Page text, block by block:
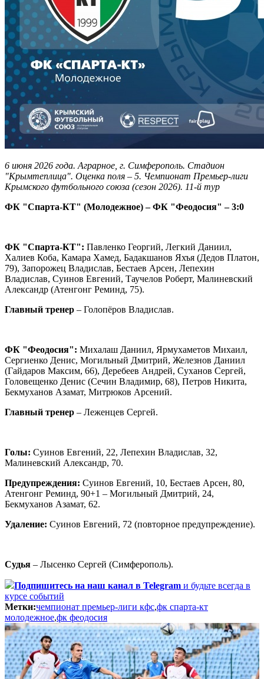
6 июня 2026 года. Аграрное, г. Симферополь. Стадион
"Крымтеплица". Оценка поля – 5. Чемпионат Премьер-лиги
Крымского футбольного союза (сезон 2026). 11-й тур
ФК "Спарта-КТ" (Молодежное) – ФК "Феодосия" – 3:0
ФК "Спарта-КТ": Павленко Георгий, Легкий Даниил,
Халиев Коба, Камара Хамед, Бадакшанов Яхъя (Дедов Платон,
79), Запорожец Владислав, Бестаев Арсен, Лепехин
Владислав, Суинов Евгений, Таучелов Роберт, Малиневский
Александр (Атенгонг Реминд, 75).
Главный тренер – Голопёров Владислав.
ФК "Феодосия": Михалаш Даниил, Ярмухаметов Михаил,
Сергиенко Денис, Могильный Дмитрий, Железнов Даниил
(Гайдаров Максим, 66), Деребеев Андрей, Суханов Сергей,
Головещенко Денис (Сечин Владимир, 68), Петров Никита,
Бекмуханов Азамат, Митрюков Арсений.
Главный тренер – Леженцев Сергей.
Голы: Суинов Евгений, 22, Лепехин Владислав, 32,
Малиневский Александр, 70.
Предупреждения: Суинов Евгений, 10, Бестаев Арсен, 80,
Атенгонг Реминд, 90+1 – Могильный Дмитрий, 24,
Бекмуханов Азамат, 62.
Удаление: Суинов Евгений, 72 (повторное предупреждение).
Судья – Лысенко Сергей (Симферополь).
Подпишитесь на наш канал в Telegram и будьте всегда в
курсе событий
Метки:чемпионат премьер-лиги кфс,фк спарта-кт
молодежное,фк феодосия